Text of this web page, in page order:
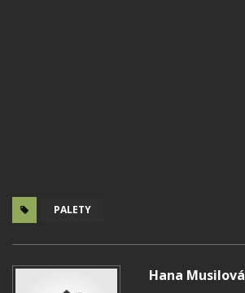
PALETY
Hana Musilová